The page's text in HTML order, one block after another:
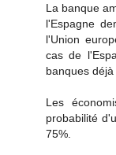
La banque
l'Espagne
l'Union
cas de
banques
Les
probabilité
75%.